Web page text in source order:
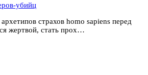
убийц
страхов homo sapiens перед
жертвой, стать прох…